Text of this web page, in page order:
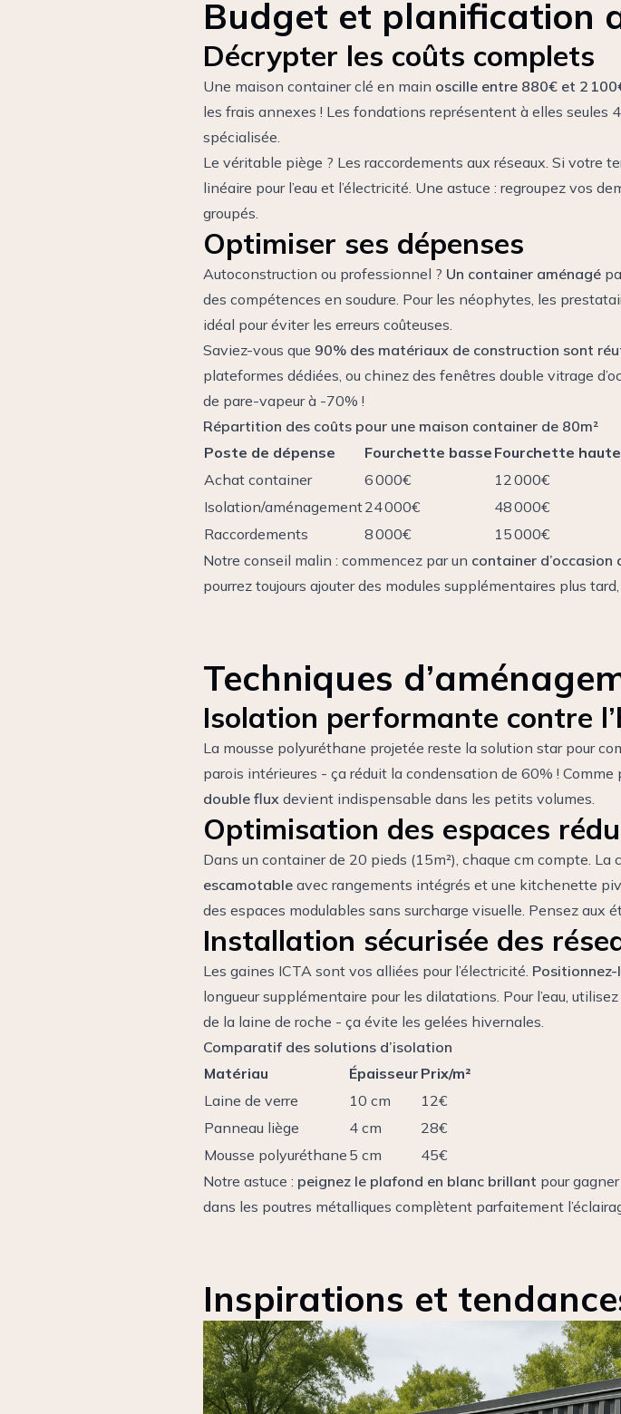
Budget et planification
Décrypter les coûts complets
Une maison container clé en main oscille entre 880€ et 2
les frais annexes ! Les fondations représentent à elles seules
spécialisée.
Le véritable piège ? Les raccordements aux réseaux. Si votre
linéaire pour l’eau et l’électricité. Une astuce : regroupez vos
groupés.
Optimiser ses dépenses
Autoconstruction ou professionnel ? Un container aménagé
des compétences en soudure. Pour les néophytes, les
idéal pour éviter les erreurs coûteuses.
Saviez-vous que 90% des matériaux de construction sont
plateformes dédiées, ou chinez des fenêtres double vitrage
de pare-vapeur à -70% !
Répartition des coûts pour une maison container de 80m²
Poste de dépense
Fourchette basse Fourchette haute
Achat container
6 000€
12 000€
Isolation/aménagement24 000€
48 000€
Raccordements
8 000€
15 000€
Notre conseil malin : commencez par un container d’occasion
pourrez toujours ajouter des modules supplémentaires plus
Techniques
Isolation performante contre
La mousse polyuréthane projetée reste la solution star pour
parois intérieures - ça réduit la condensation de 60% ! Comme
double flux devient indispensable dans les petits volumes.
Optimisation des espaces
Dans un container de 20 pieds (15m²), chaque cm compte. La
escamotable avec rangements intégrés et une kitchenette
des espaces modulables sans surcharge visuelle. Pensez aux
Installation sécurisée des
Les gaines ICTA sont vos alliées pour l’électricité.
longueur supplémentaire pour les dilatations. Pour l’eau,
de la laine de roche - ça évite les gelées hivernales.
Comparatif des solutions d’isolation
Matériau
Épaisseur Prix/m²
Laine de verre
10 cm
12€
Panneau liège
4 cm
28€
Mousse polyuréthane 5 cm
45€
Notre astuce : peignez le plafond en blanc brillant pour
dans les poutres métalliques complètent parfaitement
Inspirations et